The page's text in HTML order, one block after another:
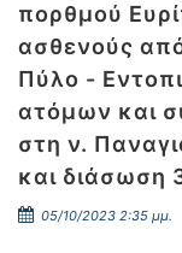
πορθμού
ασθενούς
Πύλο -
ατόμων και
στη ν.
και διάσωση
05/10/2023 2:35 μμ.